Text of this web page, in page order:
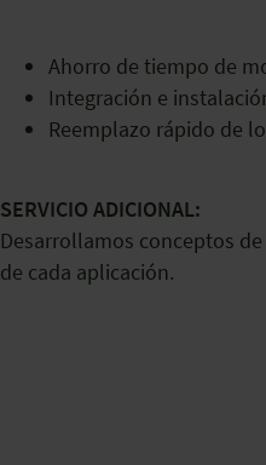
Ahorro de tiempo de
Integración e
Reemplazo rápido de
SERVICIO ADICIONAL:
Desarrollamos conceptos
de cada aplicación.